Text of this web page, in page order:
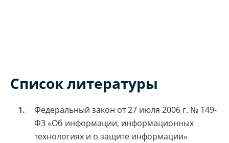
Список литературы
Федеральный закон от 27 июля 2006 г. № 149-
ФЗ «Об информации, информационных
технологиях и о защите информации»